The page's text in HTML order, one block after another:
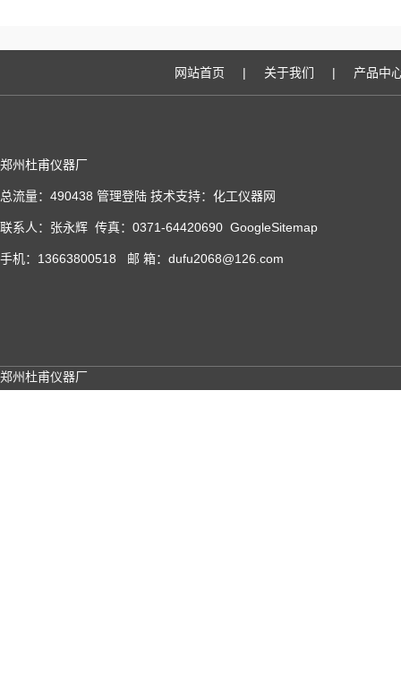
网站首页 | 关于我们 | 产品中
郑州杜甫仪器厂
总流量：490438 管理登陆 技术支持： 化工仪器网
联系人：张永辉 传真：0371-64420690 GoogleSitemap
手机：13663800518 邮 箱：dufu2068@126.com
郑州杜甫仪器厂